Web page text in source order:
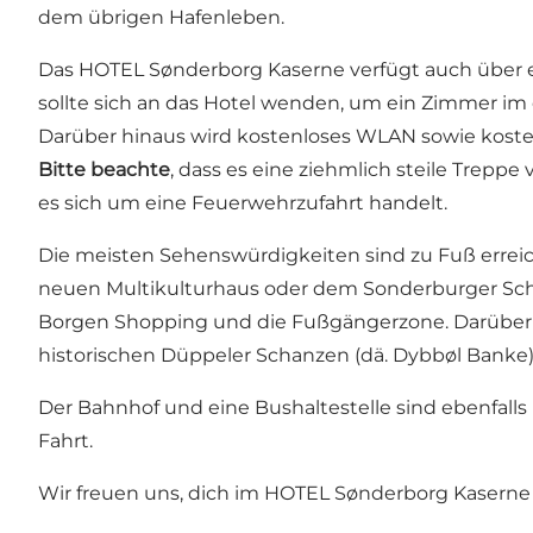
dem übrigen Hafenleben.
Das HOTEL Sønderborg Kaserne verfügt auch
sollte sich an das Hotel wenden, um ein Zimmer
Darüber hinaus wird kostenloses WLAN sowie
Bitte beachte, dass es eine ziehmlich steile
es sich um eine Feuerwehrzufahrt handelt.
Die meisten Sehenswürdigkeiten sind zu Fuß
neuen Multikulturhaus oder dem Sonderburger
Borgen Shopping und die Fußgängerzone.
historischen Düppeler Schanzen (dä. Dybbøl
Der Bahnhof und eine Bushaltestelle sind
Fahrt.
Wir freuen uns, dich im HOTEL Sønderborg